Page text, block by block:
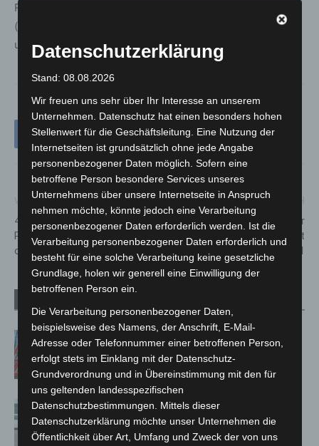
Registrierung notwendig, um den Kommunikationsdienst
(auch übergreifend) auf jedem Endgerät der Patientinnen
und Patienten nutzen zu können
Vorheriger Artikel
400 Neuzugänge an der
Polizeidirektion Hannover
offiziell begrüßt
Nächster Artikel
Veranstaltungsprogramm der
Patientenuniversität im Herbst
2021
A2: Zweite Turbobaustelle startet
zwischen Hannover-West und
Bothfeld
Niedersachsen: Feuerwehrkräfte
kehren nach Waldbrandeinsatz aus
Spanien zurück
Datenschutzerklärung
Stand: 08.08.2026
Wir freuen uns sehr über Ihr Interesse an unserem
Unternehmen. Datenschutz hat einen besonders hohen
Stellenwert für die Geschäftsleitung. Eine Nutzung der
Internetseiten ist grundsätzlich ohne jede Angabe
personenbezogener Daten möglich. Sofern eine
betroffene Person besondere Services unseres
Unternehmens über unsere Internetseite in Anspruch
nehmen möchte, könnte jedoch eine Verarbeitung
personenbezogener Daten erforderlich werden. Ist die
Verarbeitung personenbezogener Daten erforderlich und
besteht für eine solche Verarbeitung keine gesetzliche
Grundlage, holen wir generell eine Einwilligung der
betroffenen Person ein.
Die Verarbeitung personenbezogener Daten,
beispielsweise des Namens, der Anschrift, E-Mail-
Adresse oder Telefonnummer einer betroffenen Person,
erfolgt stets im Einklang mit der Datenschutz-
Grundverordnung und in Übereinstimmung mit den für
uns geltenden landesspezifischen
Datenschutzbestimmungen. Mittels dieser
Datenschutzerklärung möchte unser Unternehmen die
Öffentlichkeit über Art, Umfang und Zweck der von uns